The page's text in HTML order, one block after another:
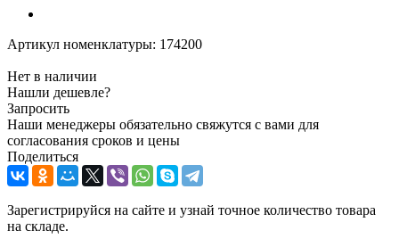
Артикул номенклатуры: 174200
Нет в наличии
Нашли дешевле?
Запросить
Наши менеджеры обязательно свяжутся с вами для
согласования сроков и цены
Поделиться
Зарегистрируйся на сайте и узнай точное количество товара
на складе.